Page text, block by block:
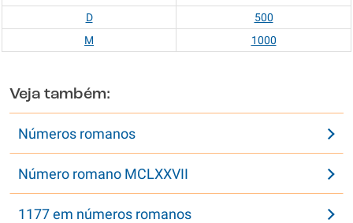
D
500
M
1000
Veja também:
Números romanos
Número romano MCLXXVII
1177 em números romanos